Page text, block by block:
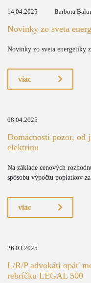
14.04.2025 Barbora
Novinky zo sveta
Novinky zo sveta energetiky
viac
08.04.2025
Domácnosti pozor, od
elektrinu
Na základe cenových
spôsobu výpočtu poplatkov
viac
26.03.2025
L/R/P advokáti opäť
rebríčku LEGAL 500